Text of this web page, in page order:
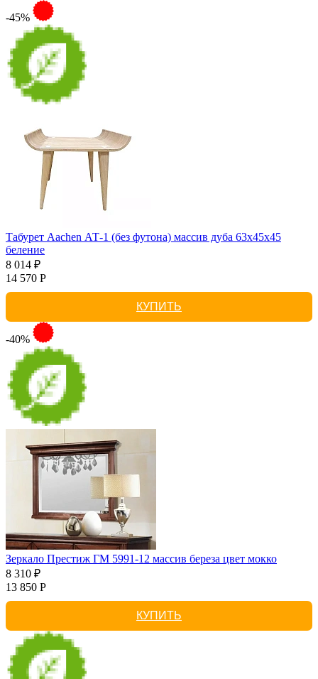
-45%
Табурет Aachen АТ-1 (без футона) массив дуба 63х45х45
беление
8 014 ₽
14 570 Р
КУПИТЬ
-40%
Зеркало Престиж ГМ 5991-12 массив береза цвет мокко
8 310 ₽
13 850 Р
КУПИТЬ